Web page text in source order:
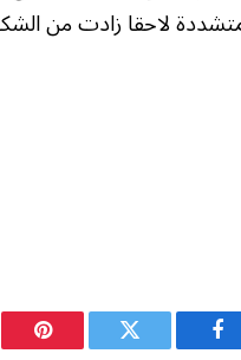
لاحقا زادت من
فيسبوك تويتر